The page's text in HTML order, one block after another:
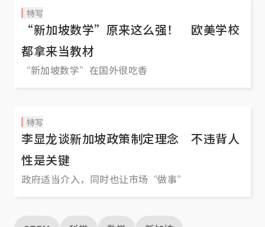
特写
“新加坡数学”原来这么强！ 欧美学校
都拿来当教材
“新加坡数学”在国外很吃香
特写
李显龙谈新加坡政策制定理念 不违背人
性是关键
政府适当介入，同时也让市场“做事”